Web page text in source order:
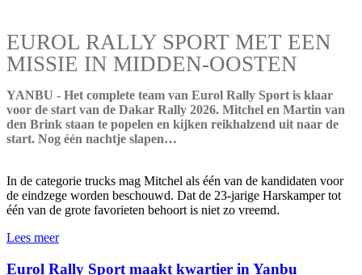
EUROL RALLY SPORT MET EEN
MISSIE IN MIDDEN-OOSTEN
YANBU - Het complete team van Eurol Rally Sport is klaar
voor de start van de Dakar Rally 2026. Mitchel en Martin van
den Brink staan te popelen en kijken reikhalzend uit naar de
start. Nog één nachtje slapen…
In de categorie trucks mag Mitchel als één van de kandidaten voor
de eindzege worden beschouwd. Dat de 23-jarige Harskamper tot
één van de grote favorieten behoort is niet zo vreemd.
Lees meer
Eurol Rally Sport maakt kwartier in Yanbu